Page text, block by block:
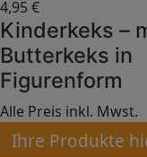
4,95 €
Kinderkeks –
Butterkeks in
Figurenform
Alle Preis inkl. Mwst.
Ihre Produkte